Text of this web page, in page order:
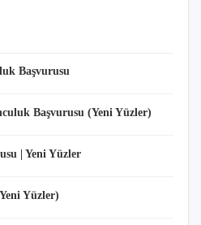
Başvurusu
Başvurusu (Yeni Yüzler)
| Yeni Yüzler
Yüzler)